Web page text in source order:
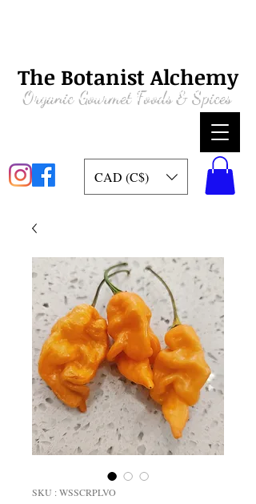
The Botanist Alchemy
Organic Gourmet Foods & Spices
CAD (C$)
SKU : WSSCRPLVO